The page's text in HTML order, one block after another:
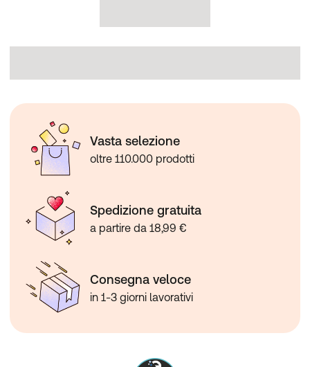
Vasta selezione
oltre 110.000 prodotti
Spedizione gratuita
a partire da 18,99 €
Consegna veloce
in 1-3 giorni lavorativi